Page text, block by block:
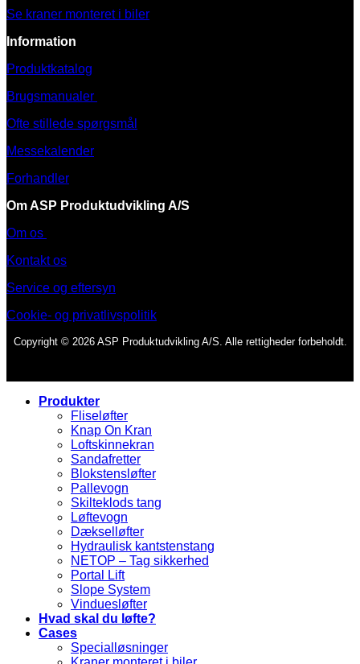
Se kraner monteret i biler
Information
Produktkatalog
Brugsmanualer
Ofte stillede spørgsmål
Messekalender
Forhandler
Om ASP Produktudvikling A/S
Om os
Kontakt os
Service og eftersyn
Cookie- og privatlivspolitik
Copyright © 2026 ASP Produktudvikling A/S. Alle rettigheder forbeholdt.
Produkter
Fliseløfter
Knap On Kran
Loftskinnekran
Sandafretter
Blokstensløfter
Pallevogn
Skilteklods tang
Løftevogn
Dækselløfter
Hydraulisk kantstenstang
NETOP – Tag sikkerhed
Portal Lift
Slope System
Vinduesløfter
Hvad skal du løfte?
Cases
Specialløsninger